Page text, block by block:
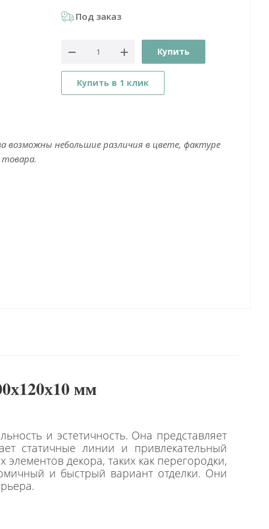
Под заказ
Купить
Купить в 1 клик
возможны небольшие различия в цвете, фактуре
мм
и эстетичность. Она представляет
статичные линии и привлекательный
декора, таких как перегородки,
и быстрый вариант отделки. Они